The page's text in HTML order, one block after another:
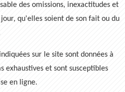
des omissions, inexactitudes et
qu'elles soient de son fait ou du
sur le site sont données à
exhaustives et sont susceptibles
en ligne.